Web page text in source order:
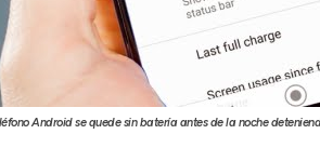
Android se quede sin batería antes de la noche